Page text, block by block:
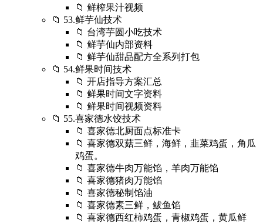
📁 鲜榨果汁视频
📁 53.鲜芋仙技术
📁 台湾芋圆小吃技术
📁 鲜芋仙内部资料
📁 鲜芋仙甜品配方全系列打包
📁 54.鲜果时间技术
📁 开店指导方案汇总
📁 鲜果时间文字资料
📁 鲜果时间视频资料
📁 55.喜家德水饺技术
📁 喜家德北厨面点标准卡
📁 喜家德双菇三鲜，海鲜，韭菜鸡蛋，角瓜
鸡蛋。
📁 喜家德牛肉万能馅，羊肉万能馅
📁 喜家德猪肉万能馅
📁 喜家德秘制馅油
📁 喜家德素三鲜，鲅鱼馅
📁 喜家德西红柿鸡蛋，青椒鸡蛋，黄瓜鲜